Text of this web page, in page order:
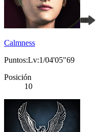
Calmness
Puntos:Lv:1/04'05"69
Posición
10